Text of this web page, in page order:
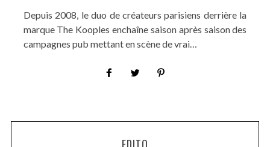
Depuis 2008, le duo de créateurs parisiens derrière la
marque The Kooples enchaîne saison après saison des
campagnes pub mettant en scène de vrai…
EDITO